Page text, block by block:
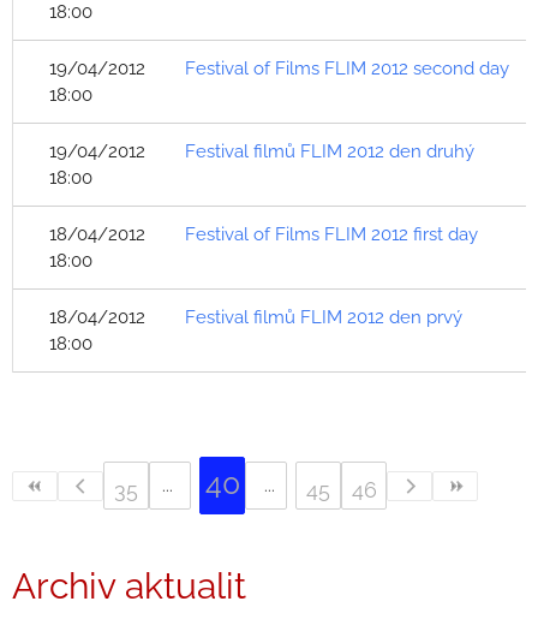
18:00
19/04/2012
18:00
Festival of Films FLIM 2012 second day
19/04/2012
18:00
Festival filmů FLIM 2012 den druhý
18/04/2012
18:00
Festival of Films FLIM 2012 first day
18/04/2012
18:00
Festival filmů FLIM 2012 den prvý
35 40 45 46
Archiv aktualit